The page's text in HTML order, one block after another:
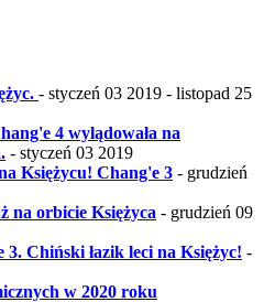
- styczeń 03 2019 - listopad 25
4 wylądowała na
- styczeń 03 2019
Księżycu! Chang'e 3 - grudzień
na orbicie Księżyca - grudzień 09
Chiński łazik leci na Księżyc! -
w 2020 roku